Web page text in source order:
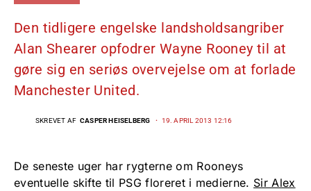
Den tidligere engelske landsholdsangriber
Alan Shearer opfodrer Wayne Rooney til at
gøre sig en seriøs overvejelse om at forlade
Manchester United.
SKREVET AF CASPER HEISELBERG 19. APRIL 2013 12:16
De seneste uger har rygterne om Rooneys
eventuelle skifte til PSG floreret i medierne. Sir Alex